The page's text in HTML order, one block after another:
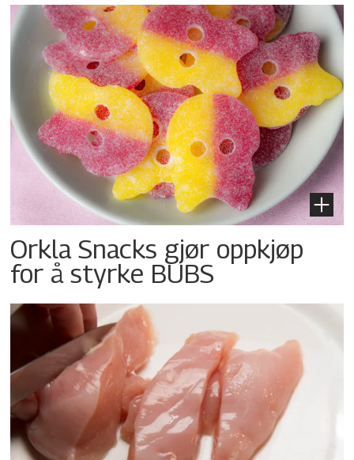
Orkla Snacks gjør oppkjøp
for å styrke BUBS